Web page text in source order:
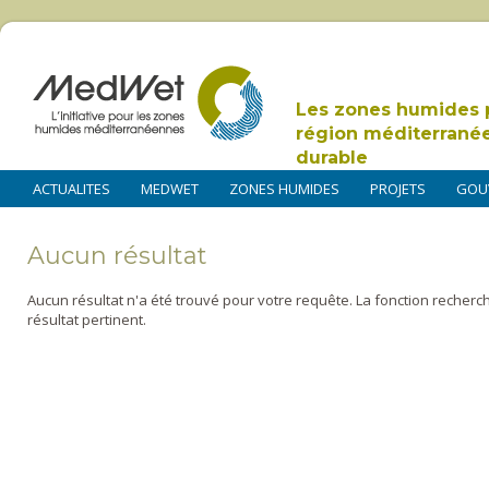
Les zones humides
région
durable
ACTUALITES MEDWET ZONES HUMIDES PROJETS
Aucun résultat
Aucun résultat n'a été trouvé pour votre requête. La fonction
résultat pertinent.